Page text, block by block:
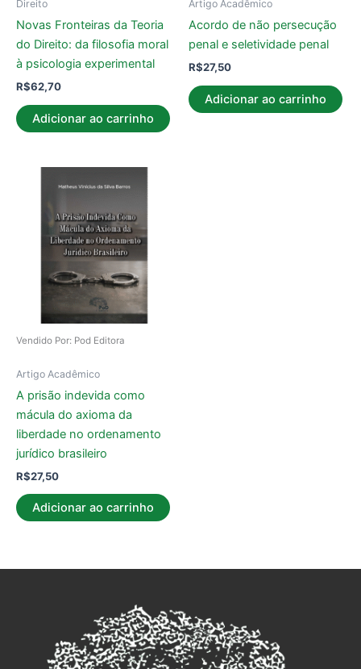
Direito
Novas Fronteiras da Teoria
do Direito: da filosofia moral
à psicologia experimental
R$62,70
Adicionar ao carrinho
Artigo Acadêmico
Acordo de não persecução
penal e seletividade penal
R$27,50
Adicionar ao carrinho
Vendido Por: Pod Editora
Artigo Acadêmico
A prisão indevida como
mácula do axioma da
liberdade no ordenamento
jurídico brasileiro
R$27,50
Adicionar ao carrinho